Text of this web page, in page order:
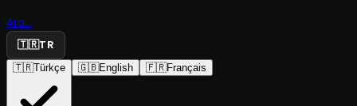
Ara...
🇹🇷TR
🇹🇷Türkçe 🇬🇧English 🇫🇷Français